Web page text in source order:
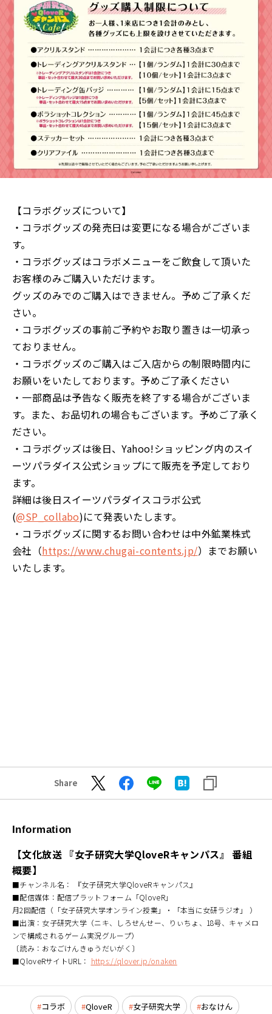
【コラボグッズについて】
・コラボグッズの発売日は変更になる場合がございま
す。
・コラボグッズはコラボメニューをご飲食して頂いた
お客様のみご購入いただけます。
グッズのみでのご購入はできません。予めご了承くだ
さい。
・コラボグッズの事前ご予約やお取り置きは一切承っ
ておりません。
・コラボグッズのご購入はご入店からの制限時間内に
お願いをいたしております。予めご了承ください
・一部商品は予告なく販売を終了する場合がございま
す。また、お品切れの場合もございます。予めご了承く
ださい。
・コラボグッズは後日、Yahoo!ショッピング内のスイ
ーツパラダイス公式ショップにて販売を予定しており
ます。
詳細は後日スイーツパラダイスコラボ公式
(@SP_collabo)にて発表いたします。
・コラボグッズに関するお問い合わせは中外鉱業株式
会社（https://www.chugai-contents.jp/）までお願い
いたします。
Share
Information
【文化放送 『女子研究大学QloveRキャンパス』 番組
概要】
■チャンネル名： 『女子研究大学QloveRキャンパス』
■配信媒体：配信プラットフォーム「QloveR」
月2回配信（「女子研究大学オンライン授業」・「本当に女研ラジオ」 ）
■出演：女子研究大学（ニキ、しろせんせー、りぃちょ、18号、キャメロ
ンで構成されるゲーム実況グループ）
〔読み：おなごけんきゅうだいがく〕
■QloveRサイトURL： https://qlover.jp/onaken
コラボ QloveR 女子研究大学 おなけん